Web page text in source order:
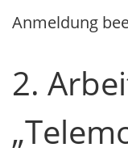
Anmeldung
2.